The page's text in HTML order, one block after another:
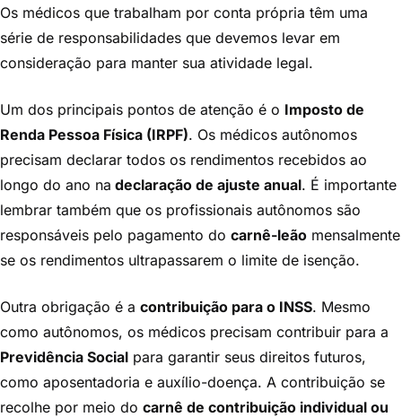
Os médicos que trabalham por conta própria têm uma
série de responsabilidades que devemos levar em
consideração para manter sua atividade legal.
Um dos principais pontos de atenção é o Imposto de
Renda Pessoa Física (IRPF). Os médicos autônomos
precisam declarar todos os rendimentos recebidos ao
longo do ano na declaração de ajuste anual. É importante
lembrar também que os profissionais autônomos são
responsáveis pelo pagamento do carnê-leão mensalmente
se os rendimentos ultrapassarem o limite de isenção.
Outra obrigação é a contribuição para o INSS. Mesmo
como autônomos, os médicos precisam contribuir para a
Previdência Social para garantir seus direitos futuros,
como aposentadoria e auxílio-doença. A contribuição se
recolhe por meio do carnê de contribuição individual ou